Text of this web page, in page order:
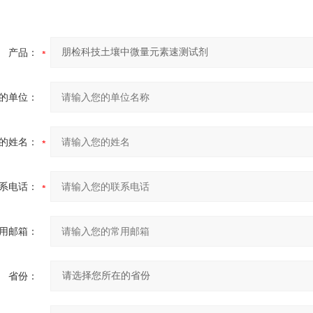
产品：
单位：
姓名：
电话：
邮箱：
省份：